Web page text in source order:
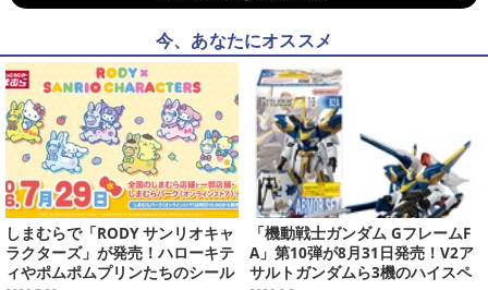
今、あなたにオススメ
しまむらで「RODY サンリオキャ
ラクターズ」が発売！ハローキテ
ィやポムポムプリンたちのシール
「機動戦士ガンダム GフレームF
A」第10弾が8月31日発売！V2ア
サルトガンダムら3機のハイスペ